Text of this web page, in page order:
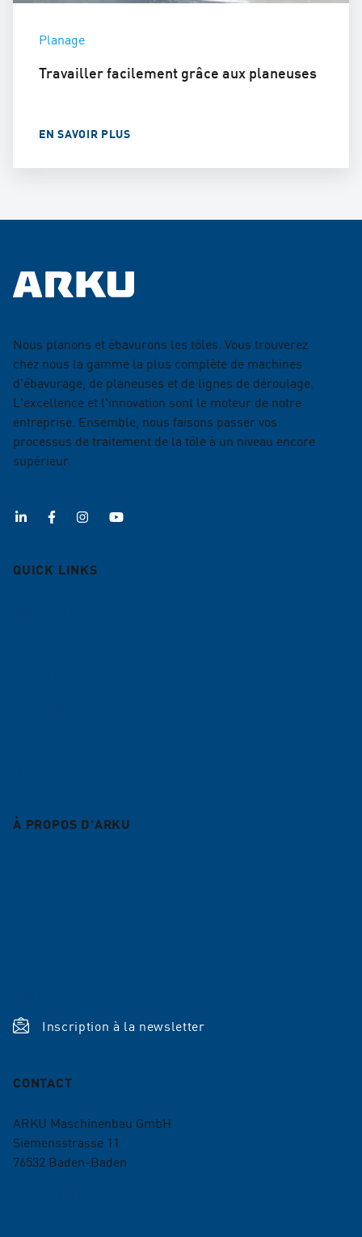
Planage
Travailler facilement grâce aux planeuses
EN SAVOIR PLUS
Nous planons et ébavurons les tôles. Vous trouverez
chez nous la gamme la plus complète de machines
d'ébavurage, de planeuses et de lignes de déroulage.
L'excellence et l'innovation sont le moteur de notre
entreprise. Ensemble, nous faisons passer vos
processus de traitement de la tôle à un niveau encore
supérieur.
QUICK LINKS
À PROPOS D'ARKU
Inscription à la newsletter
CONTACT
ARKU Maschinenbau GmbH
Siemensstrasse 11
76532 Baden-Baden